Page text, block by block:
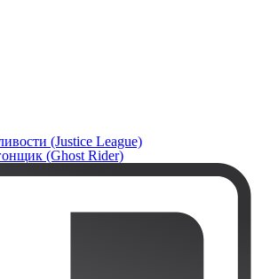
(Justice League)
(Ghost Rider)